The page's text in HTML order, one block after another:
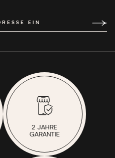
EIN
2 JAHRE
GARANTIE